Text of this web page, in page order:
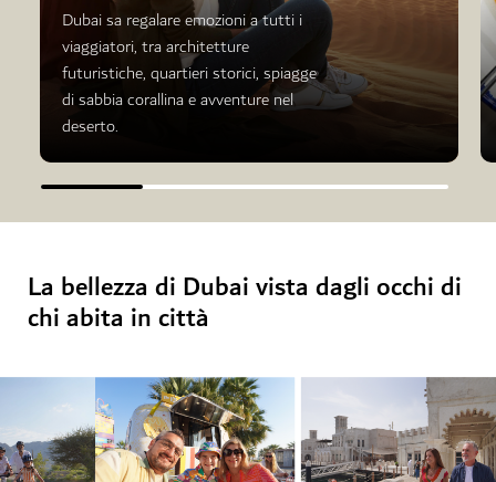
Dubai sa regalare emozioni a tutti i
viaggiatori, tra architetture
futuristiche, quartieri storici, spiagge
di sabbia corallina e avventure nel
deserto.
La bellezza di Dubai vista dagli occhi di
chi abita in città